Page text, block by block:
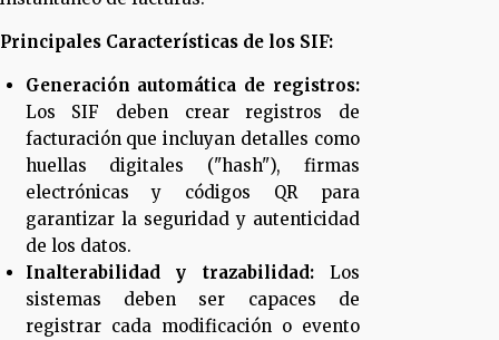
Principales Características de los SIF:
Generación automática de registros:
Los SIF deben crear registros de
facturación que incluyan detalles como
huellas digitales ("hash"), firmas
electrónicas y códigos QR para
garantizar la seguridad y autenticidad
de los datos.
Inalterabilidad y trazabilidad:Los
sistemas deben ser capaces de
registrar cada modificación o evento